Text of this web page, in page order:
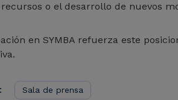
o el desarrollo de nuevos
en SYMBA refuerza este
Sala de prensa